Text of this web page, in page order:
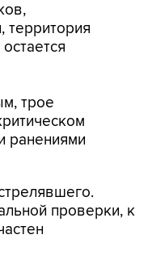
территория
трое
ранениями
проверки, к